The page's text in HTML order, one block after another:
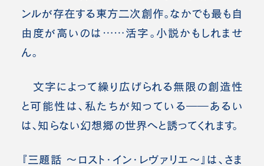
ンルが存在する東方二次創作。なかでも最も自
由度が高いのは……活字。小説かもしれませ
ん。
文字によって繰り広げられる無限の創造性
と可能性は、私たちが知っている――あるい
は、知らない幻想郷の世界へと誘ってくれます。
『三題話 ～ロスト・イン・レヴァリエ～』は、さま